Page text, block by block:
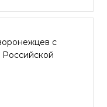
с
Российской